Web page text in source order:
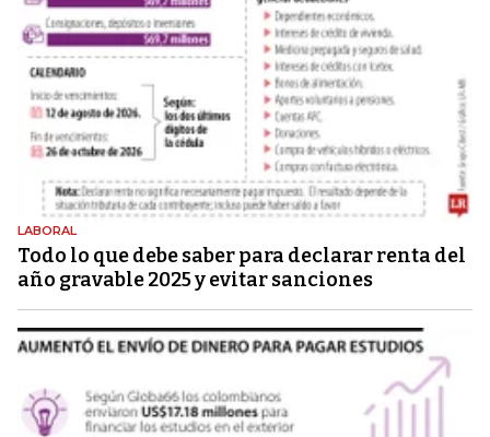
LABORAL
Todo lo que debe saber para declarar renta del
año gravable 2025 y evitar sanciones